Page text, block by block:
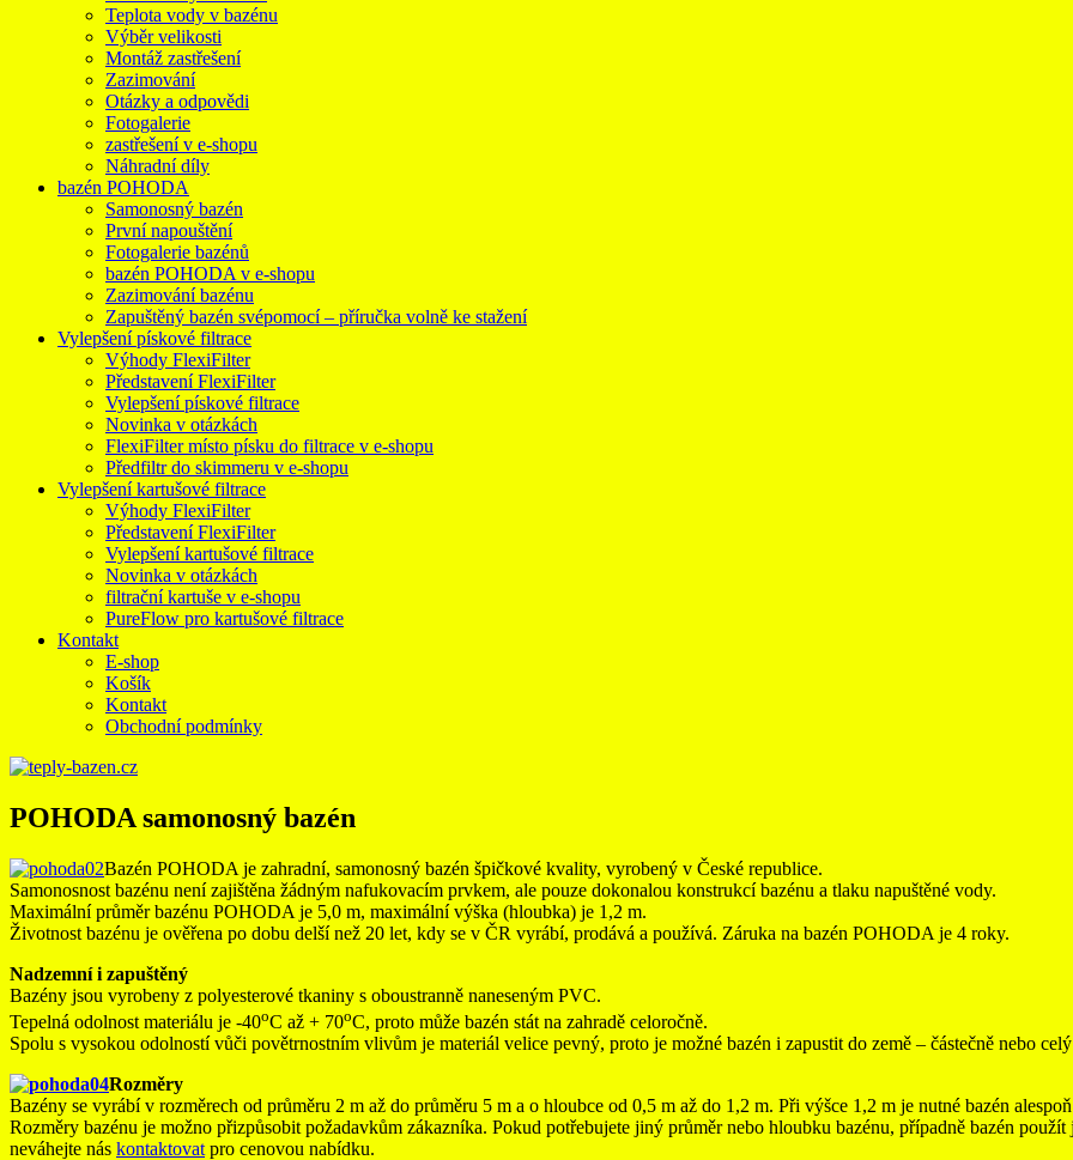
Teplota vody v bazénu
Výběr velikosti
Montáž zastřešení
Zazimování
Otázky a odpovědi
Fotogalerie
zastřešení v e-shopu
Náhradní díly
bazén POHODA
Samonosný bazén
První napouštění
Fotogalerie bazénů
bazén POHODA v e-shopu
Zazimování bazénu
Zapuštěný bazén svépomocí – příručka volně ke stažení
Vylepšení pískové filtrace
Výhody FlexiFilter
Představení FlexiFilter
Vylepšení pískové filtrace
Novinka v otázkách
FlexiFilter místo písku do filtrace v e-shopu
Předfiltr do skimmeru v e-shopu
Vylepšení kartušové filtrace
Výhody FlexiFilter
Představení FlexiFilter
Vylepšení kartušové filtrace
Novinka v otázkách
filtrační kartuše v e-shopu
PureFlow pro kartušové filtrace
Kontakt
E-shop
Košík
Kontakt
Obchodní podmínky
POHODA samonosný bazén
Bazén POHODA je zahradní, samonosný bazén špičkové kvality, vyrobený v České republice.
Samonosnost bazénu není zajištěna žádným nafukovacím prvkem, ale pouze dokonalou konstrukcí bazénu a tlaku napuštěné vody.
Maximální průměr bazénu POHODA je 5,0 m, maximální výška (hloubka) je 1,2 m.
Životnost bazénu je ověřena po dobu delší než 20 let, kdy se v ČR vyrábí, prodává a používá. Záruka na bazén POHODA je 4 roky.
Nadzemní i zapuštěný
Bazény jsou vyrobeny z polyesterové tkaniny s oboustranně naneseným PVC.
Tepelná odolnost materiálu je -40oC až + 70oC, proto může bazén stát na zahradě celoročně.
Spolu s vysokou odolností vůči povětrnostním vlivům je materiál velice pevný, proto je možné bazén i zapustit do země – částečně nebo
Rozměry
Bazény se vyrábí v rozměrech od průměru 2 m až do průměru 5 m a o hloubce od 0,5 m až do 1,2 m. Při výšce 1,2 m je nutné bazén
Rozměry bazénu je možno přizpůsobit požadavkům zákazníka. Pokud potřebujete jiný průměr nebo hloubku bazénu, případně bazén
neváhejte nás kontaktovat pro cenovou nabídku.